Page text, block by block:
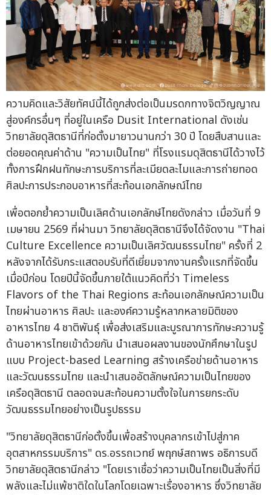
ความคิดและวิสัยทัศน์นี้ได้ถูกส่งต่อเป็นมรดกทางจิตวิญญาณ
สู่องค์กรอื่นๆ ที่อยู่ในเครือ Dusit International ดังเช่น
วิทยาลัยดุสิตธานีที่ก่อตั้งมายาวนานกว่า 30 ปี โดยสืบสานและ
ต่อยอดคุณค่าด้าน "ความเป็นไทย" ที่โรงแรมดุสิตธานีได้วางไว้
ทั้งการฝึกฝนทักษะการบริการที่ละเมียดละไมและการถ่ายทอด
ศิลปะการประกอบอาหารที่สะท้อนเอกลักษณ์ไทย
เพื่อตอกย้ำความเป็นเลิศด้านเอกลักษ์ไทยดังกล่าว เมื่อวันที่ 9
เมษายน 2569 ที่ผ่านมา วิทยาลัยดุสิตธานีจึงได้จัดงาน "Thai
Culture Excellence ความเป็นเลิศวัฒนธรรมไทย" ครั้งที่ 2
หลังจากได้รับกระแสตอบรับที่ดีเยี่ยมจากงานครั้งแรกที่จัดขึ้น
เมื่อปีก่อน โดยปีนี้จัดขึ้นภายใต้แนวคิดที่ว่า Timeless
Flavors of the Thai Regions สะท้อนเอกลักษณ์ความเป็น
ไทยผ่านอาหาร ศิลปะ และองค์ความรู้หลากหลายมิติของ
อาหารไทย 4 ชาติพันธุ์ เพื่อส่งเสริมและบูรณาการทักษะความรู้
ด้านอาหารไทยเข้าด้วยกัน นำเสนอผลงานของนักศึกษาในรูป
แบบ Project-based Learning สร้างเครือข่ายด้านอาหาร
และวัฒนธรรมไทย และนำเสนออัตลักษณ์ความเป็นไทยของ
เครือดุสิตธานี ตลอดจนสะท้อนความตั้งใจในการยกระดับ
วัฒนธรรมไทยอย่างเป็นรูปธรรม
"วิทยาลัยดุสิตธานีก่อตั้งขึ้นเพื่อสร้างบุคลากรเข้าไปสู่ภาค
อุตสาหกรรมบริการ" ดร.อรรถเวทย์ พฤกษ์สถาพร อธิการบดี
วิทยาลัยดุสิตธานีกล่าว "โดยเราเชื่อว่าความเป็นไทยเป็นสิ่งที่มี
พลังและไม่แพ้ชาติใดในโลกโดยเฉพาะเรื่องอาหาร ซึ่งวิทยาลัย